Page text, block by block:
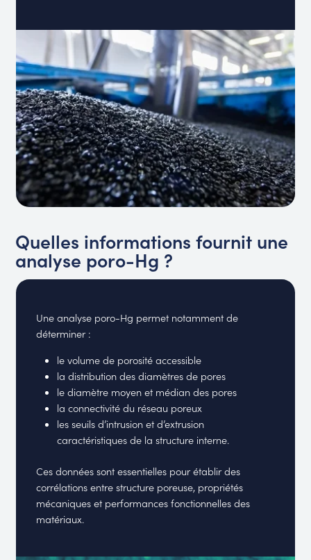
Quelles informations fournit une
analyse poro-Hg ?
Une analyse poro-Hg permet notamment de
déterminer :
le volume de porosité accessible
la distribution des diamètres de pores
le diamètre moyen et médian des pores
la connectivité du réseau poreux
les seuils d’intrusion et d’extrusion
caractéristiques de la structure interne.
Ces données sont essentielles pour établir des
corrélations entre structure poreuse, propriétés
mécaniques et performances fonctionnelles des
matériaux.